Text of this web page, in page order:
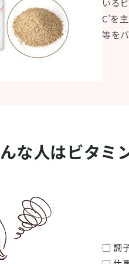
いる
C’を
等を
な人はビタミ
□ 調